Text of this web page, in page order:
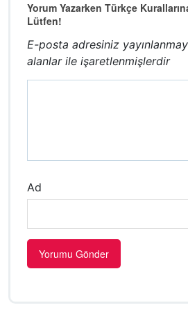
Yorum Yazarken Türkçe
Lütfen!
E-posta adresiniz
alanlar ile işaretlenmişlerdir
Ad